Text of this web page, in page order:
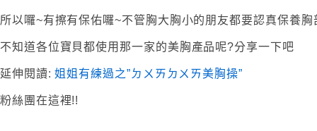
所以囉~有擦有保佑囉~不管胸大胸小的朋友都要認真保養胸
不知道各位寶貝都使用那一家的美胸產品呢?分享一下吧
延伸閱讀:姐姐有練過之”ㄉㄨㄞㄉㄨㄞ美胸操”
粉絲團在這裡!!